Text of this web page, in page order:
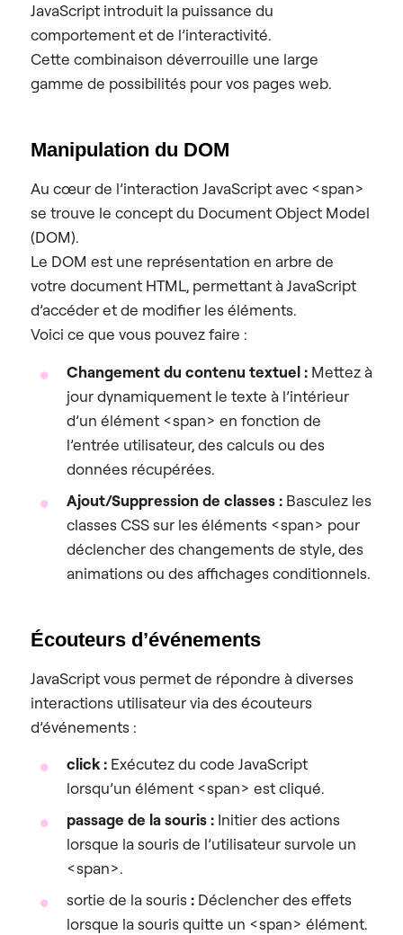
JavaScript introduit la puissance du
comportement et de l’interactivité.
Cette combinaison déverrouille une large
gamme de possibilités pour vos pages web.
Manipulation du DOM
Au cœur de l’interaction JavaScript avec <span>
se trouve le concept du Document Object Model
(DOM).
Le DOM est une représentation en arbre de
votre document HTML, permettant à JavaScript
d’accéder et de modifier les éléments.
Voici ce que vous pouvez faire :
Changement du contenu textuel : Mettez à
jour dynamiquement le texte à l’intérieur
d’un élément <span> en fonction de
l’entrée utilisateur, des calculs ou des
données récupérées.
Ajout/Suppression de classes : Basculez les
classes CSS sur les éléments <span> pour
déclencher des changements de style, des
animations ou des affichages conditionnels.
Écouteurs d’événements
JavaScript vous permet de répondre à diverses
interactions utilisateur via des écouteurs
d’événements :
click : Exécutez du code JavaScript
lorsqu’un élément <span> est cliqué.
passage de la souris : Initier des actions
lorsque la souris de l’utilisateur survole un
<span>.
sortie de la souris: Déclencher des effets
lorsque la souris quitte un <span> élément.